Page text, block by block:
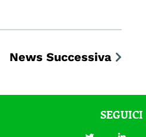
News Successiva
SEGUICI